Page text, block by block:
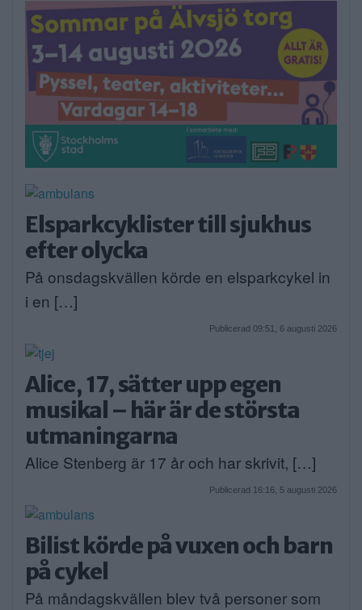
Elsparkcyklister till sjukhus
efter olycka
På onsdagskvällen körde en elsparkcykel in
i en […]
Publicerad 09:51, 6 augusti 2026
Alice, 17, sätter upp egen
musikal – här är de största
utmaningarna
Alice Stenberg är 17 år och har skrivit, […]
Publicerad 16:16, 5 augusti 2026
Bilist körde på vuxen och barn
på cykel
På måndagskvällen blev två personer som